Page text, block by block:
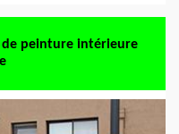
de peinture intérieure